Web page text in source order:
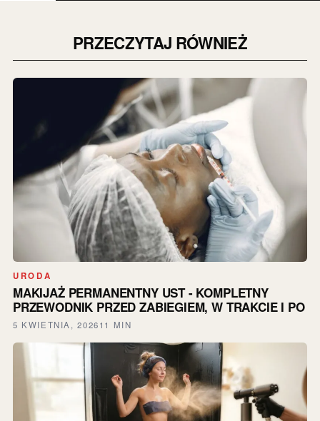
PRZECZYTAJ RÓWNIEŻ
URODA
MAKIJAŻ PERMANENTNY UST - KOMPLETNY
PRZEWODNIK PRZED ZABIEGIEM, W TRAKCIE I PO
5 KWIETNIA, 202611 MIN